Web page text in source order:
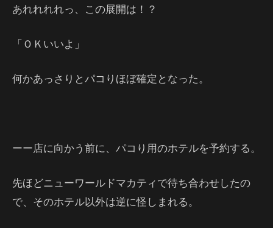
あれれれれっ、この展開は！？
「ＯＫいいよ」
何かあっさりとパコりほぼ確定となった。
ーー店に向かう前に、パコり用のホテルを予約する。
先ほどニューワールドマカティで待ち合わせしたの
で、そのホテル以外は逆に怪しまれる。